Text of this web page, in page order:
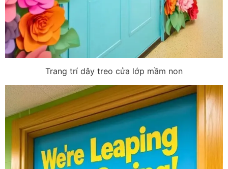
Trang trí dây treo cửa lớp mầm non